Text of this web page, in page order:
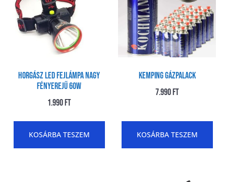
HORGÁSZ LED FEJLÁMPA NAGY
FÉNYEREJŰ 60W
1.990 Ft
KOSÁRBA TESZEM
Kemping gázpalack
7.990 Ft
KOSÁRBA TESZEM